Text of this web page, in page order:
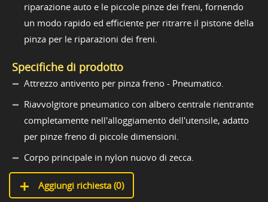
riparazione auto e le piccole pinze dei freni, fornendo
un modo rapido ed efficiente per ritrarre il pistone della
pinza per le riparazioni dei freni.
Specifiche di prodotto
Attrezzo antivento per pinza freno - Pneumatico.
Riavvolgitore pneumatico con albero centrale rientrante
completamente nell'alloggiamento dell'utensile, adatto
per pinze freno di piccole dimensioni.
Corpo principale in nylon nuovo di zecca.
Aggiungi richiesta (0)